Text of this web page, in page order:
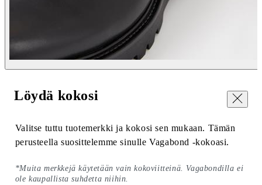
Sulje
Löydä kokosi
Valitse tuttu tuotemerkki ja kokosi sen mukaan. Tämän
perusteella suosittelemme sinulle Vagabond -kokoasi.
*Muita merkkejä käytetään vain kokoviitteinä. Vagabondilla ei
ole kaupallista suhdetta niihin.